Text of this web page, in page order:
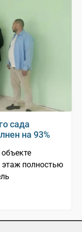
сада
на 93%
этаж полностью